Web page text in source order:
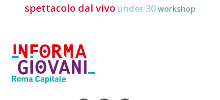
spettacolo dal vivo under 30workshop